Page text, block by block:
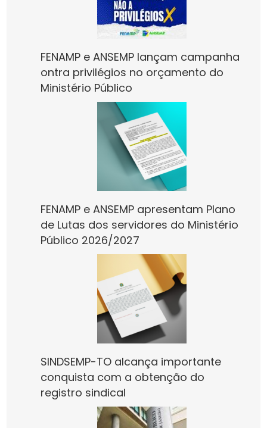
FENAMP e ANSEMP lançam campanha
ontra privilégios no orçamento do
Ministério Público
FENAMP e ANSEMP apresentam Plano
de Lutas dos servidores do Ministério
Público 2026/2027
SINDSEMP-TO alcança importante
conquista com a obtenção do
registro sindical